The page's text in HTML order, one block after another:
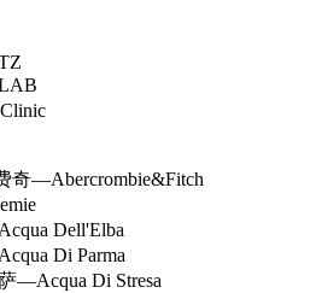
奇—Abercrombie&Fitch
Dell'Elba
Di Parma
—Acqua Di Stresa